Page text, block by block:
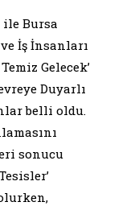
ile Bursa
İş İnsanları
Gelecek’
Duyarlı
belli oldu.
sonucu